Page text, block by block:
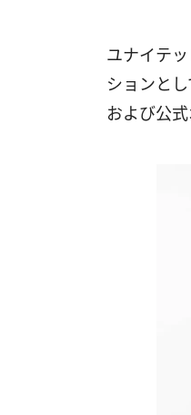
ユナイテ
ションと
および公